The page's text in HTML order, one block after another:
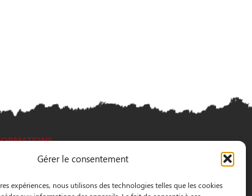
Gérer le consentement
expériences, nous utilisons des technologies telles que les cookies
Henri Gautier, 44600 Saint-Nazaire
22 09 91